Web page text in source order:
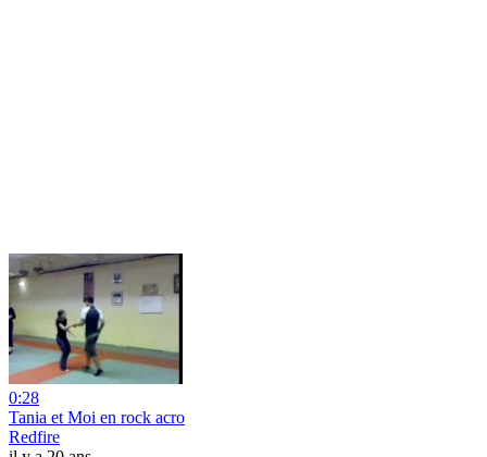
0:28
Tania et Moi en rock acro
Redfire